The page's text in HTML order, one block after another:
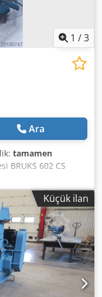
1 /3
Ara
tamamen
BRUKS 602 CS
600 mm Motor:
Dedpfszdpb
Küçük ilan